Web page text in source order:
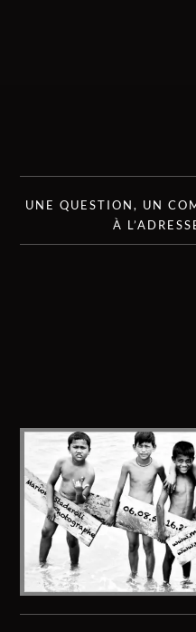
UNE QUESTION, UN
À